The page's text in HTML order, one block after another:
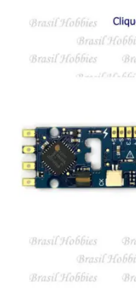
Meu Carrinho
Minha conta